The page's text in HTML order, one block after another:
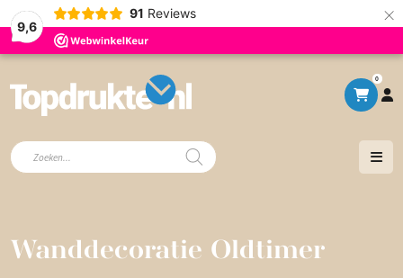
9,6
91 Reviews ×
0
Producten
zoeken
Wanddecoratie Oldtimer